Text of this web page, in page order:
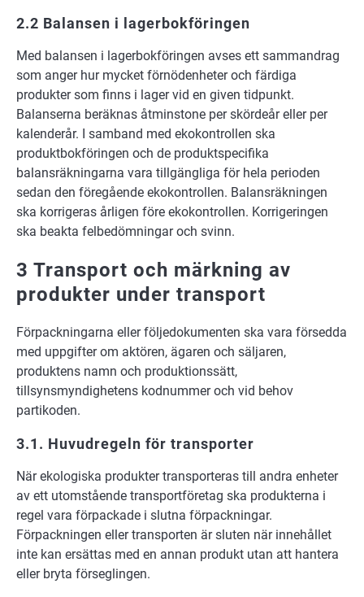
2.2 Balansen i lagerbokföringen
Med balansen i lagerbokföringen avses ett sammandrag
som anger hur mycket förnödenheter och färdiga
produkter som finns i lager vid en given tidpunkt.
Balanserna beräknas åtminstone per skördeår eller per
kalenderår. I samband med ekokontrollen ska
produktbokföringen och de produktspecifika
balansräkningarna vara tillgängliga för hela perioden
sedan den föregående ekokontrollen. Balansräkningen
ska korrigeras årligen före ekokontrollen. Korrigeringen
ska beakta felbedömningar och svinn.
3 Transport och märkning av
produkter under transport
Förpackningarna eller följedokumenten ska vara försedda
med uppgifter om aktören, ägaren och säljaren,
produktens namn och produktionssätt,
tillsynsmyndighetens kodnummer och vid behov
partikoden.
3.1. Huvudregeln för transporter
När ekologiska produkter transporteras till andra enheter
av ett utomstående transportföretag ska produkterna i
regel vara förpackade i slutna förpackningar.
Förpackningen eller transporten är sluten när innehållet
inte kan ersättas med en annan produkt utan att hantera
eller bryta förseglingen.